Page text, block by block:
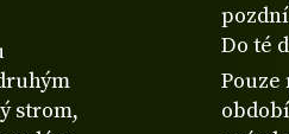
strom,
Do té